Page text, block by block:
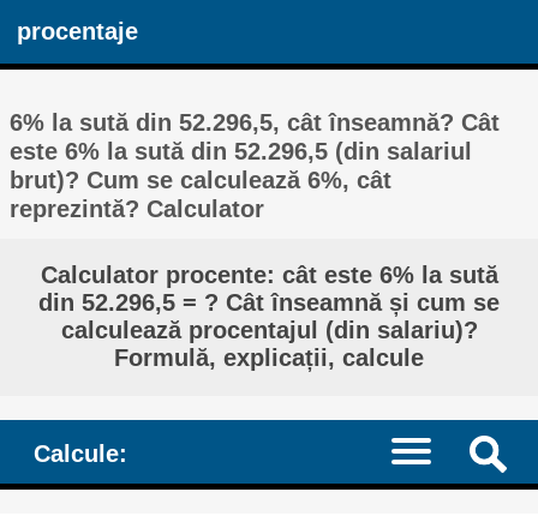
procentaje
6% la sută din 52.296,5, cât înseamnă? Cât
este 6% la sută din 52.296,5 (din salariul
brut)? Cum se calculează 6%, cât
reprezintă? Calculator
Calculator procente: cât este 6% la sută
din 52.296,5 = ? Cât înseamnă și cum se
calculează procentajul (din salariu)?
Formulă, explicații, calcule
Calcule: